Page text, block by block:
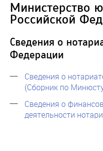
Министерство
Российской
Сведения о
Федерации
Сведения о
(Сборник по
Сведения о
деятельности